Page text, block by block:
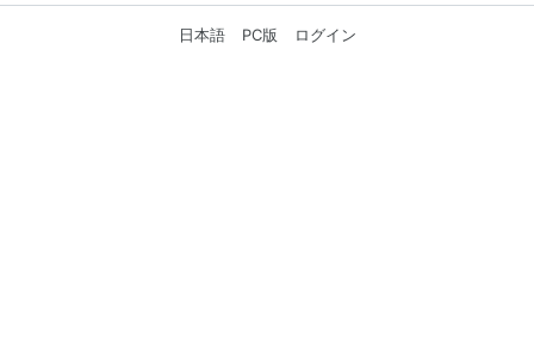
日本語 PC版 ログイン